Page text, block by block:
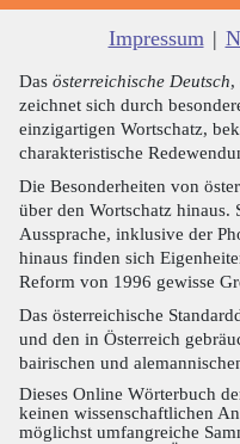
Impressum |
Das österreichische Deutsch,
zeichnet sich durch
einzigartigen Wortschatz,
charakteristische
Die Besonderheiten von
über den Wortschatz hinaus.
Aussprache, inklusive der
hinaus finden sich
Reform von 1996 gewisse
Das österreichische
und den in Österreich
bairischen und
Dieses Online Wörterbuch
keinen wissenschaftlichen
möglichst umfangreiche